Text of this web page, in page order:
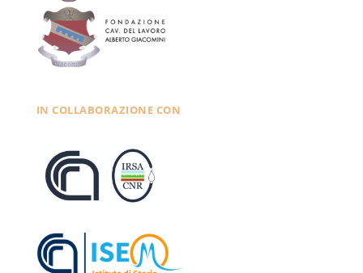
IN COLLABORAZIONE CON